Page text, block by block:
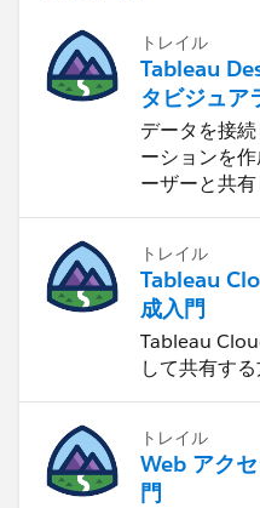
トレイル
Tableau
タビジュア
ンをはじめ
データを接
ーションを
ーザーと共有
トレイル
Tableau
成入門
Tableau
して共有す
トレイル
Web アク
門